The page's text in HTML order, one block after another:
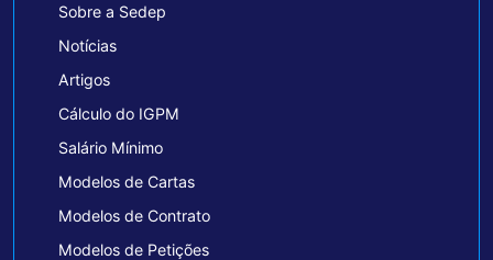
Sobre a Sedep
Notícias
Artigos
Cálculo do IGPM
Salário Mínimo
Modelos de Cartas
Modelos de Contrato
Modelos de Petições